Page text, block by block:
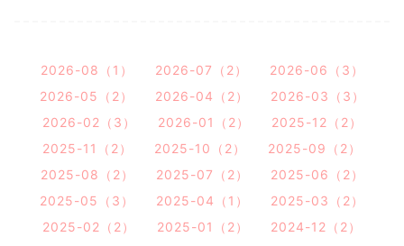
2026-08（1） 2026-07（2）
2026-06（3）
2026-05（2）
2026-04（2）
2026-03（3）
2026-02（3）
2026-01（2）
2025-12（2）
2025-11（2）
2025-10（2）
2025-09（2）
2025-08（2）
2025-07（2）
2025-06（2）
2025-05（3）
2025-04（1）
2025-03（2）
2025-02（2）
2025-01（2）
2024-12（2）